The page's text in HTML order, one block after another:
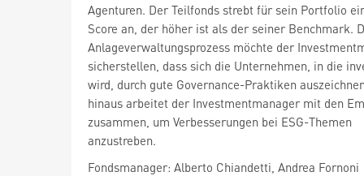
Agenturen. Der Teilfonds strebt für sein Portfolio
Score an, der höher ist als der seiner Benchmark.
Anlageverwaltungsprozess möchte der
sicherstellen, dass sich die Unternehmen, in die
wird, durch gute Governance-Praktiken
hinaus arbeitet der Investmentmanager mit den
zusammen, um Verbesserungen bei ESG-Themen
anzustreben.
Fondsmanager: Alberto Chiandetti, Andrea Fornoni